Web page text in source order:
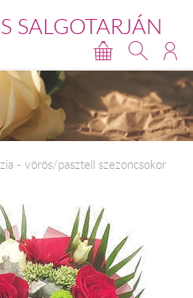
SALGOTARJÁN
- vörös/pasztell szezoncsokor